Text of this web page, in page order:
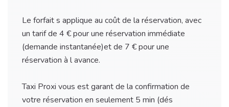
Le forfait s applique au coût de la réservation, avec
un tarif de 4 € pour une réservation immédiate
(demande instantanée)et de 7 € pour une
réservation à l avance.
Taxi Proxi vous est garant de la confirmation de
votre réservation en seulement 5 min (dés